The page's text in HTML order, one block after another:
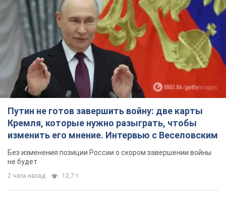
Путин не готов завершить войну: две карты
Кремля, которые нужно разыграть, чтобы
изменить его мнение. Интервью с Веселовским
Без изменения позиции России о скором завершении войны
не будет
2 часа назад 12,7 т.